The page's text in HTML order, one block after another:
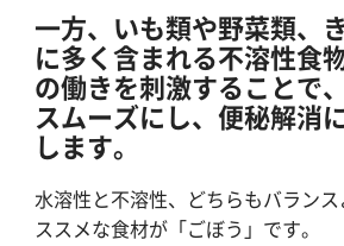
一方、いも類や野菜類、
に多く含まれる不溶性食
の働きを刺激することで
スムーズにし、便秘解消
します。
水溶性と不溶性、どちらもバラン
ススメな食材が「ごぼう」です。